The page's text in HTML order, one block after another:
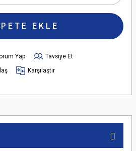
EKLE
Yap
Tavsiye Et
Karşılaştır